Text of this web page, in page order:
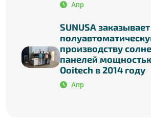
Апр
SUNUSA заказывает
производству
панелей
Ooitech в 2014 году
Апр